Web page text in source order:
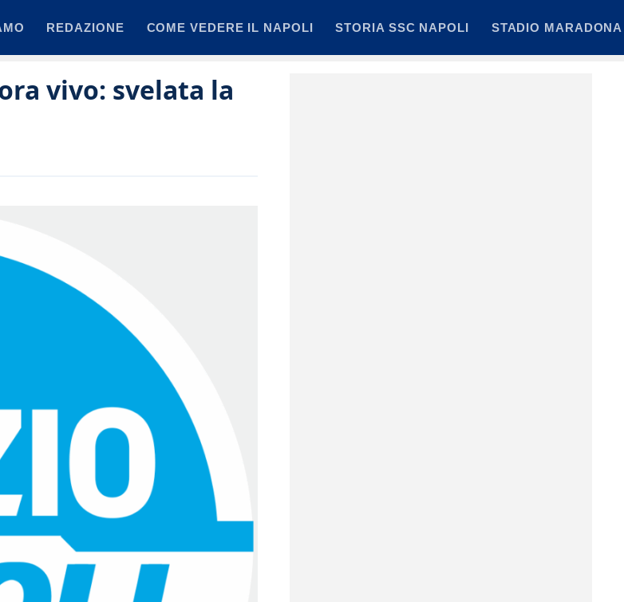
REDAZIONE COME VEDERE IL NAPOLI STORIA SSC NAPOLI STADIO MARADONA
vivo: svelata la